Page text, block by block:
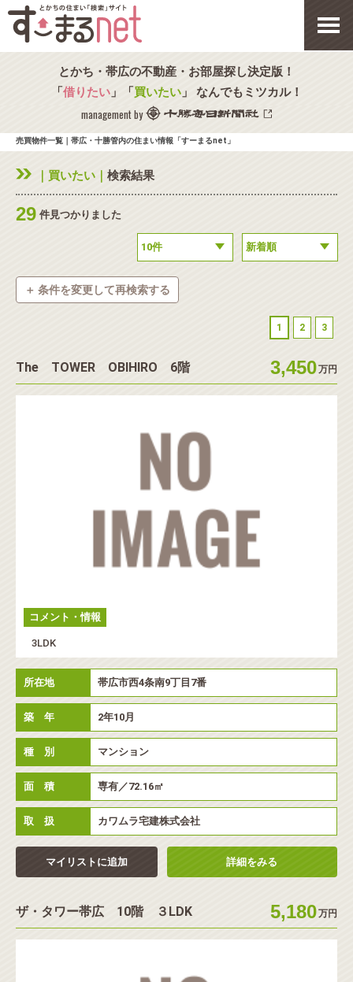
とかち・帯広の不動産・お部屋探し決定版！
「借りたい」「買いたい」 なんでもミツカル！
management by
売買物件一覧｜帯広・十勝管内の住まい情報「すーまるnet」
｜買いたい｜ 検索結果
29 件見つかりました
＋ 条件を変更して再検索する
土地
収益・事業 店舗・事務所
フリーワード検索
この条件で物件を検索する
1 2 3
The TOWER OBIHIRO 6階 3,450万円
コメント・情報
3LDK
所在地 帯広市西4条南9丁目7番
築 年 2年10月
種 別 マンション
面 積 専有／72.16㎡
取 扱 カワムラ宅建株式会社
マイリストに追加 詳細をみる
ザ・タワー帯広 10階 ３LDK 5,180万円